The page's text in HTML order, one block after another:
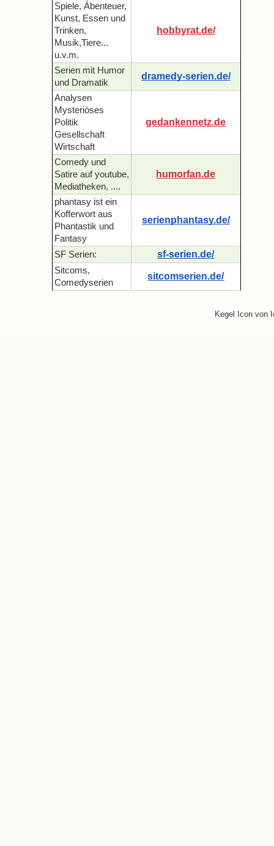
Spiele, Ábenteuer,
Kunst, Essen und
Trinken,
Musik,Tiere...
u.v.m.
hobbyrat.de/
Serien mit Humor
und Dramatik
dramedy-serien.de/
Analysen
Mysteriöses
Politik
Gesellschaft
Wirtschaft
gedankennetz.de
Comedy und
Satire auf youtube,
Mediatheken, ....
humorfan.de
phantasy ist ein
Kofferwort aus
Phantastik und
Fantasy
serienphantasy.de/
SF Serien: sf-serien.de/
Sitcoms,
Comedyserien
sitcomserien.de/
Kegel Icon von